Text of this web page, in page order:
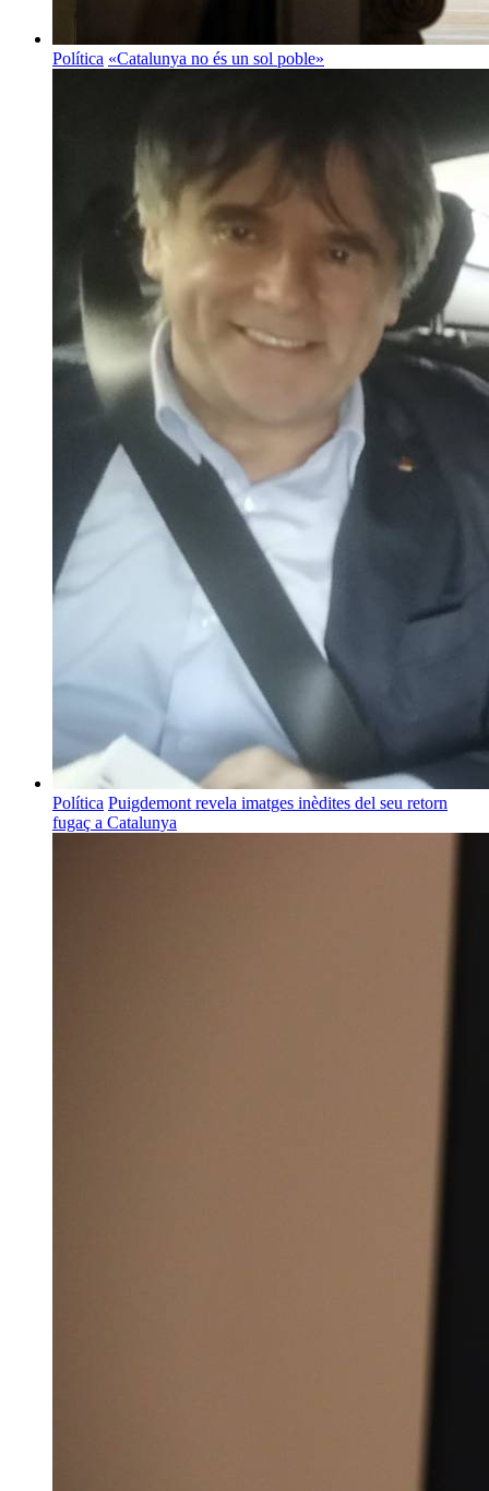
Política «Catalunya no és un sol poble»
Política Puigdemont revela imatges inèdites del seu retorn
fugaç a Catalunya